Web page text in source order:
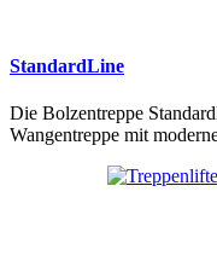
StandardLine
Die Bolzentreppe
Wangentreppe mit